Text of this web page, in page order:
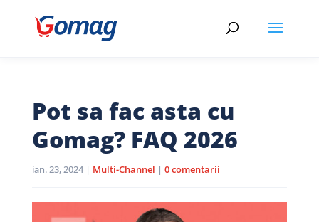
Pot sa fac asta cu
Gomag? FAQ 2026
ian. 23, 2024| Multi-Channel | 0 comentarii